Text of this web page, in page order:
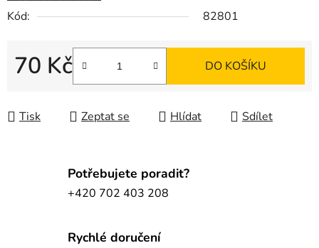
Kód:
82801
70 Kč
Měrná cena:
DO KOŠÍKU
Tisk Zeptat se Hlídat Sdílet
Potřebujete poradit?
+420 702 403 208
Rychlé doručení